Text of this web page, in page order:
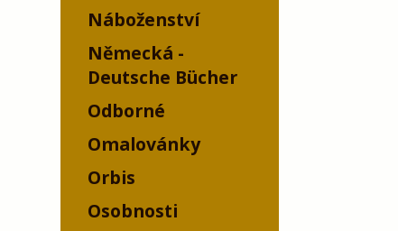
Náboženství
Německá -
Deutsche Bücher
Odborné
Omalovánky
Orbis
Osobnosti